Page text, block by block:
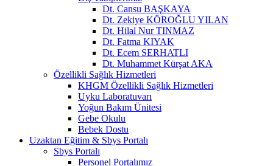
Dt. Cansu BAŞKAYA
Dt. Zekiye KÖROĞLU YILAN
Dt. Hilal Nur TINMAZ
Dt. Fatma KIYAK
Dt. Ecem SERHATLI
Dt. Muhammet Kürşat AKA
Özellikli Sağlık Hizmetleri
KHGM Özellikli Sağlık Hizmetleri
Uyku Laboratuvarı
Yoğun Bakım Ünitesi
Gebe Okulu
Bebek Dostu
Uzaktan Eğitim & Sbys Portalı
Sbys Portalı
Personel Portalımız